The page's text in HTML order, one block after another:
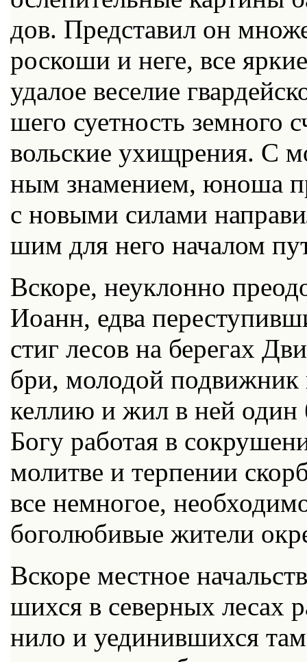
дов. Пред­ста­вил он
рос­ко­ши и неге, все
уда­лое ве­се­лие
ше­го су­ет­ность зем­но­го
воль­ские ухищ­ре­ния. С
ным зна­ме­ни­ем, юно­ша
с но­вы­ми си­ла­ми
шим для него на­ча­лом
Вско­ре, неуклон­но
Иоанн, ед­ва
стиг ле­сов на бе­ре­гах
бри, мо­ло­дой
кел­лию и жил в ней один
Бо­гу ра­бо­тая в
мо­лит­ве и тер­пе­нии
все немно­гое,
бо­го­лю­би­вые жи­те­ли
Вско­ре мест­ное
ших­ся в се­вер­ных ле­сах
ни­ло и уеди­нив­ших­ся